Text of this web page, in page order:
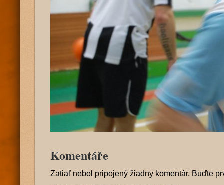
Komentáře
Zatiaľ nebol pripojený žiadny komentár. Buďte